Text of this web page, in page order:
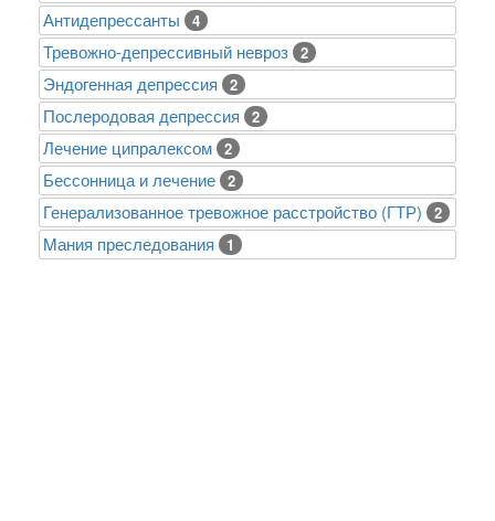
Антидепрессанты 4
Тревожно-депрессивный невроз 2
Эндогенная депрессия 2
Послеродовая депрессия 2
Лечение ципралексом 2
Бессонница и лечение 2
Генерализованное тревожное расстройство (ГТР) 2
Mания преследования 1